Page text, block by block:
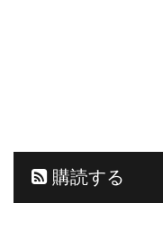
購読する